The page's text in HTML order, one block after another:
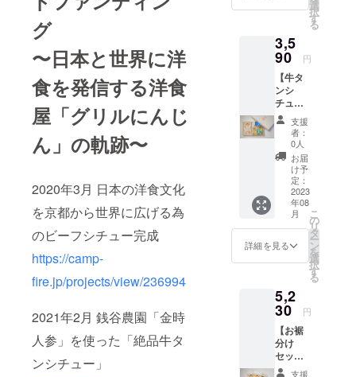
グ
〜日本と世界に洋
食を発信する洋食
屋「グリルにんじ
ん」の軌跡〜
2020年3月 日本の洋食文化
を京都から世界に広げる為
のビーフシチュー完成
https://camp-
fire.jp/projects/view/236994
2021年2月 銭谷農園「金時
人参」を使った「絶品牛タ
ンシチュー」
商品の
ため）
め、 明
確な賞
味期限
はござ
いませ
ん。 お
いしく
お召し
上がり
いただ
ける期
間とし
て、 精
米年月
日より
75日以
内をお
す。
（真空
パック
商品の
ため）
」…1個
合うお
米 お
米2合
300g
お茶碗
約4杯
分 …1
袋 配送
料込み
お米の
おいし
い炊き
方が書
いたパ
ンフ
レット
付き。
れてお
送りし
ます。
お米の
保存方
法 冷
暗所 お
選
択
す
る
3,5
90 円
【牛タ
ンシ
チュー×
洋食に
合うお
米 ギ
フト
ボック
ス付
き】 監
修レト
ルト
「牛タ
ンシ
チュー
」…1個
合うお
米 お
米2合
300g
お茶碗
約4杯
分 …1
支援
者：
0人
お届
け予
定：
2023
年08
月
詳細を見る
こ
の
リ
タ
ー
ン
を
選
択
す
る
5,2
30 円
【お裾
分け
セッ
ト 洋
支援